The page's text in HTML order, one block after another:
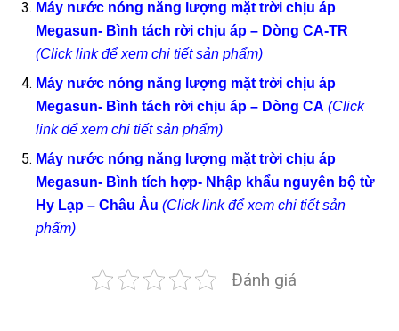
Máy nước nóng năng lượng mặt trời chịu áp
Megasun- Bình tách rời chịu áp – Dòng CA-TR
(Click link để xem chi tiết sản phẩm)
Máy nước nóng năng lượng mặt trời chịu áp
Megasun- Bình tách rời chịu áp – Dòng CA (Click
link để xem chi tiết sản phẩm)
Máy nước nóng năng lượng mặt trời chịu áp
Megasun- Bình tích hợp- Nhập khẩu nguyên bộ từ
Hy Lạp – Châu Âu (Click link để xem chi tiết sản
phẩm)
Đánh giá